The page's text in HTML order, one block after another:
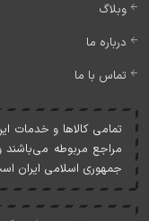
وبلاگ
درباره ما
تماس با ما
تمامی کالاها و خدمات
مراجع مربوطه می‌باشند
جمهوری اسلامی ايران